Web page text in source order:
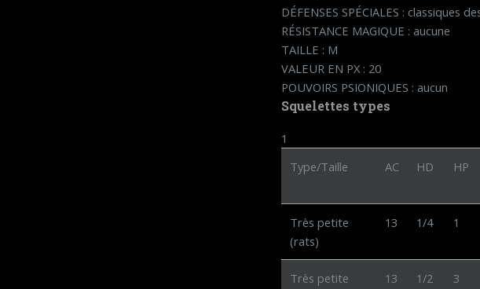
DÉFENSES SPÉCIALES :
RÉSISTANCE MAGIQUE : aucune
TAILLE : M
VALEUR EN PX : 20
POUVOIRS PSIONIQUES : aucun
Squelettes types
1
Type/Taille
AC HD HP
Très petite
(rats)
13 1/4 1
Très petite
13 1/2 3